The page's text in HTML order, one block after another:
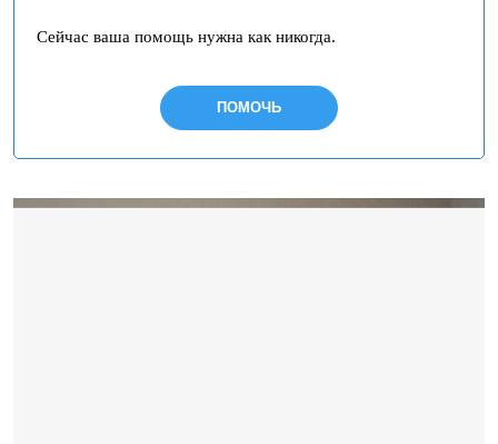
Сейчас ваша помощь нужна как никогда.
ПОМОЧЬ